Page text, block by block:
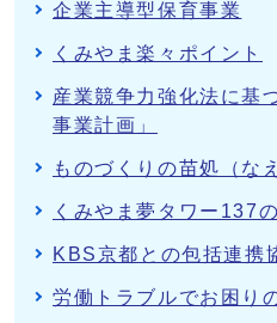
企業主導型保育事業
くみやま楽々ポイント
産業競争力強化法に基
事業計画」
ものづくりの苗処（な
くみやま夢タワー137
KBS京都との包括連携
労働トラブルでお困り